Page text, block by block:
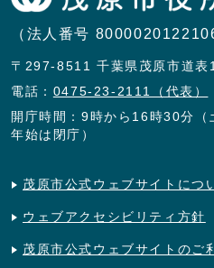
（法人番号
〒297-8511 千葉県茂原市道表
電話： 0475-23-2111（代表）
開庁時間：9時から16時30分（
年始は閉庁）
茂原市公式ウェブサイトにつ
ウェブアクセシビリティ方針
茂原市公式ウェブサイトのご